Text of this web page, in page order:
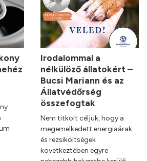
Irodalommal a
nélkülöző állatokért –
Bucsi Mariann és az
Állatvédőrség
összefogtak
Nem titkolt céljuk, hogy a
megemelkedett energiaárak
és rezsiköltségek
következtében egyre